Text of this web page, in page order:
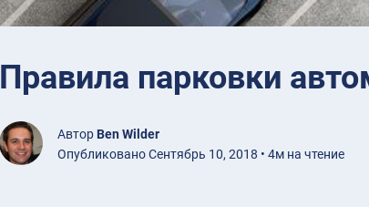
Правила парковки
Автор Ben Wilder
Опубликовано Сентябрь 10, 2018 • 4м на чтение